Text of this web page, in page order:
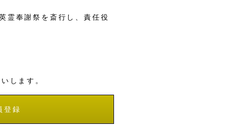
霊奉謝祭を斎行し、責任役
します。
登録